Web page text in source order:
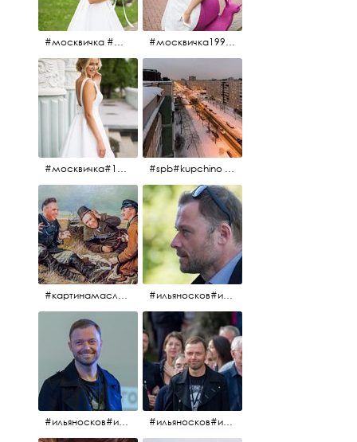
#москвичка #москвичка1990#вднх2016 #июль2016 #1990 #москвичка1990@#июль2016 #вднх2016 #1990
#москвичка#1990#вднх2016#июль2016# #spb#kupchino #крышапотекла
#картинамаслом #картина #охотники#хорошеенастроение #aplgallery #ильяносков#ильяносков2016#очеммолчатфранцузы #санктпетербург #кино#фильфильфильм @ilya_noskov_official
#ильяносков#ильяносков_главныйгерой #санктпетербург #ленфильм# @ilya_noskov_official #контрибуция#очеммолчатфранцузы#эдуардпичугин #ильяносков#ильяносков_главныйгерой @ilya_noskov_official #очеммолчатфранцузы#очёммолчатфранцузы